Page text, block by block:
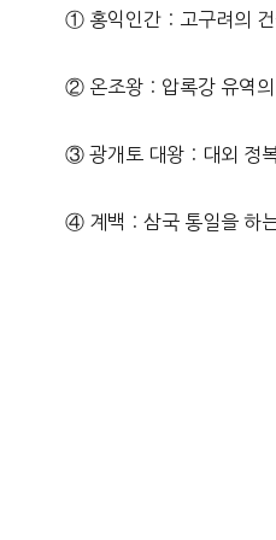
① 홍익인간：고구려의 건
② 온조왕：압록강 유역
③ 광개토 대왕：대외 정
④ 계백：삼국 통일을 하